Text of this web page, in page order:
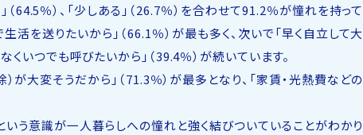
64.5％）、「少しある」（26.7％）を合わせて91.2％が憧れを持って
活を送りたいから」（66.1％）が最も多く、次いで「早く自立して大
くいつでも呼びたいから」（39.4％）が続いています。
が大変そうだから」（71.3％）が最多となり、「家賃・光熱費などの
いう意識が一人暮らしへの憧れと強く結びついていることがわかり